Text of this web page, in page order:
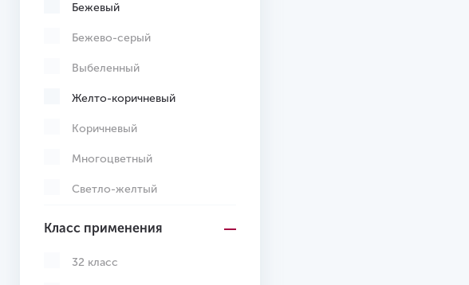
Бежевый
Бежево-серый
Выбеленный
Желто-коричневый
Коричневый
Многоцветный
Светло-желтый
Класс применения
32 класс